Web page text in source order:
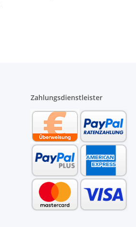
Zahlungsdienstleister